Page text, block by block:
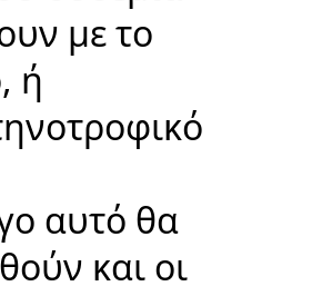
με το
ή
αυτό θα
και οι